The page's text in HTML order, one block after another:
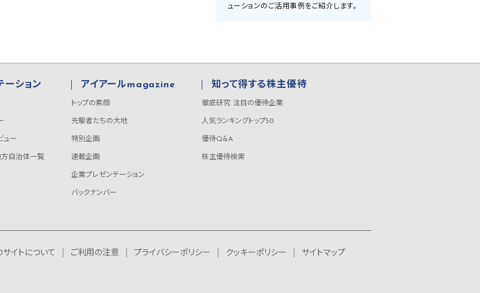
ューションのご活用事例をご紹介します。
ーション
ュー
自治体一覧
アイアールmagazine
トップの素顔
先駆者たちの大地
特別企画
連載企画
企業プレゼンテーション
バックナンバー
知って得する株主優待
徹底研究 注目の優待企業
人気ランキングトップ50
優待Q&A
株主優待検索
サイトについて ご利用の注意 プライバシーポリシー クッキーポリシー
サイトマップ